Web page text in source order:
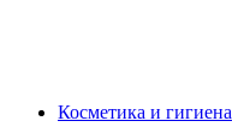
Косметика и гигиена